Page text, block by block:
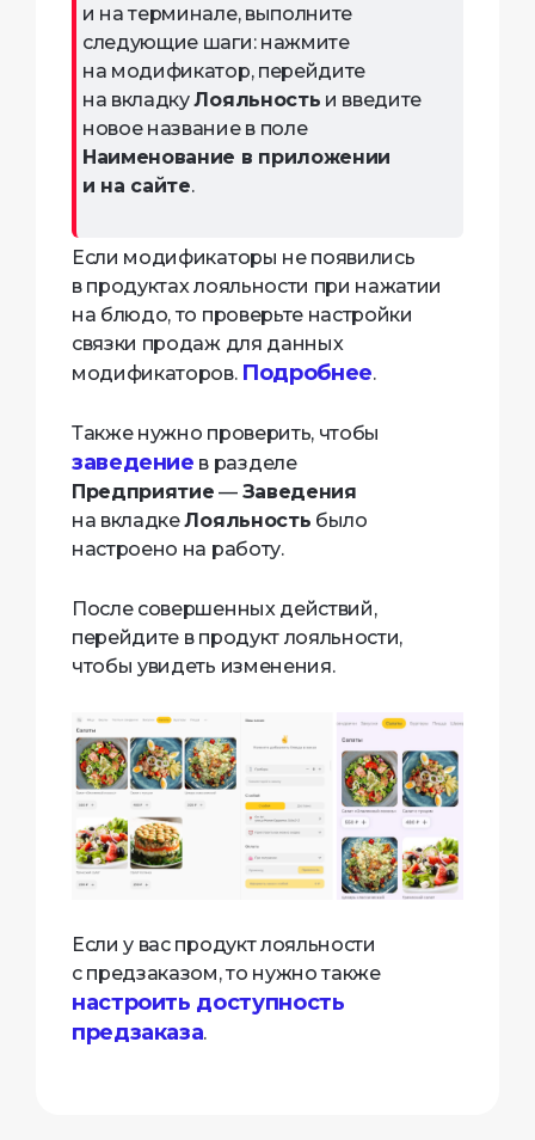
и на терминале, выполните
следующие шаги: нажмите
на модификатор, перейдите
на вкладкуЛояльность и введите
новое название в поле
Наименование в приложении
и на сайте.
Если модификаторы не появились
в продуктах лояльности при нажатии
на блюдо, то проверьте настройки
связки продаж для данных
модификаторов. Подробнее.
Также нужно проверить, чтобы
заведение в разделе
Предприятие — Заведения
на вкладкеЛояльность было
настроено на работу.
После совершенных действий,
перейдите в продукт лояльности,
чтобы увидеть изменения.
Если у вас продукт лояльности
с предзаказом, то нужно также
настроить доступность
предзаказа.